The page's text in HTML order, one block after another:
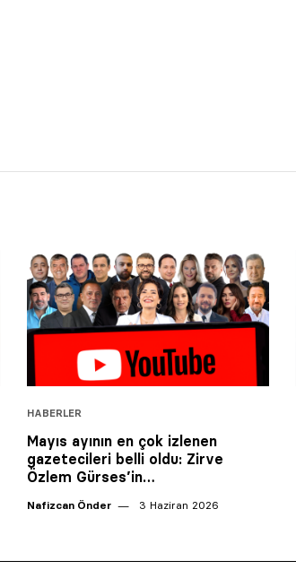
HABERLER
Mayıs ayının en çok izlenen
gazetecileri belli oldu: Zirve
Özlem Gürses’in…
Nafizcan Önder 3 Haziran 2026